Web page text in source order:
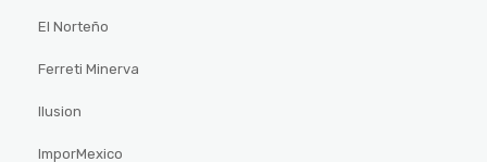
El Norteño
Ferreti Minerva
Ilusion
ImporMexico